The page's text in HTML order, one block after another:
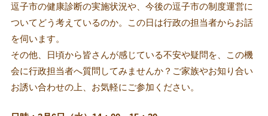
逗子市の健康診断の実施状況や、今後の逗子市の制度運営に
ついてどう考えているのか。この日は行政の担当者からお話
を伺います。
その他、日頃から皆さんが感じている不安や疑問を、この機
会に行政担当者へ質問してみませんか？ご家族やお知り合い
お誘い合わせの上、お気軽にご参加ください。